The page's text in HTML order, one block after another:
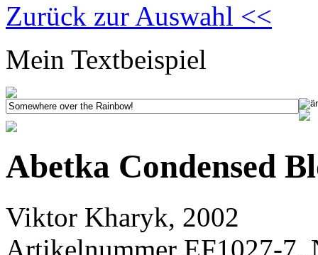
Zurück zur Auswahl <<
Mein Textbeispiel
Abetka Condensed
Viktor Kharyk, 2002
Artikelnummer EF1027-7,